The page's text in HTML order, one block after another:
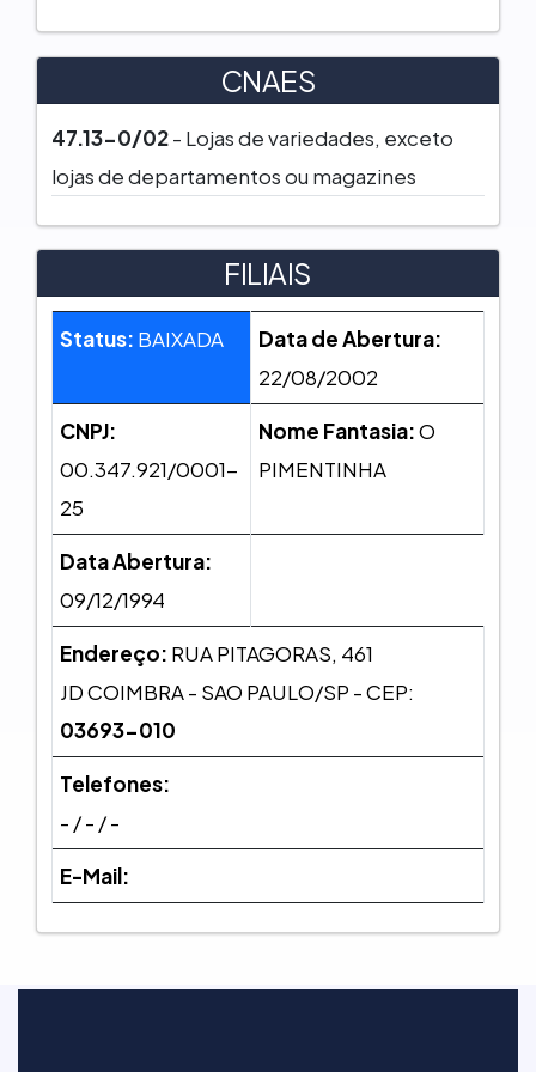
CNAES
47.13-0/02- Lojas de variedades, exceto
lojas de departamentos ou magazines
FILIAIS
Status: BAIXADA
Data de Abertura:
22/08/2002
CNPJ:
00.347.921/0001-
25
Nome Fantasia:O
PIMENTINHA
Data Abertura:
09/12/1994
Endereço: RUA PITAGORAS, 461
JD COIMBRA - SAO PAULO/SP - CEP:
03693-010
Telefones:
- / - / -
E-Mail: